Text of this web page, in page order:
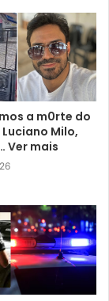
a m0rte do
Milo,
Ver mais